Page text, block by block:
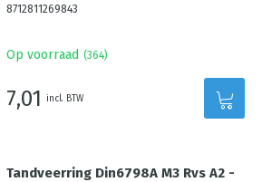
8712811269843
Op voorraad (364)
7,01 incl. BTW
Tandveerring Din6798A M3 Rvs A2 -